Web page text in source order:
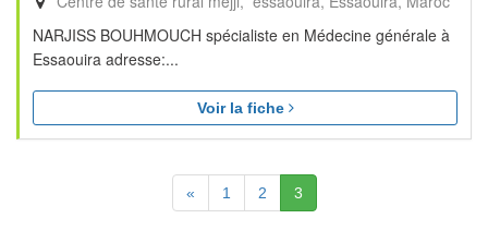
NARJISS BOUHMOUCH spécialiste en Médecine générale à
Essaouira adresse:...
Voir la fiche
«Précédente
1 2 3(Actuelle)